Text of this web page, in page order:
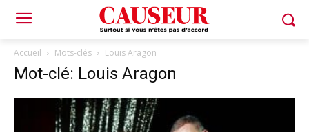
Accueil Mots-clés Louis Aragon
Mot-clé: Louis Aragon